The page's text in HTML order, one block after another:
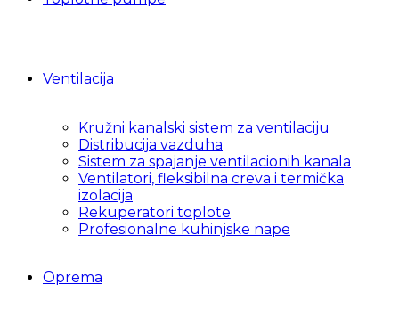
Ventilacija
Kružni kanalski sistem za ventilaciju
Distribucija vazduha
Sistem za spajanje ventilacionih kanala
Ventilatori, fleksibilna creva i termička
izolacija
Rekuperatori toplote
Profesionalne kuhinjske nape
Oprema